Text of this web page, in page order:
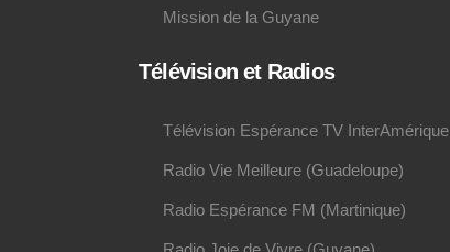
Mission de la Guyane
Télévision et Radios
Télévision Espérance TV InterAmérique
Radio Vie Meilleure (Guadeloupe)
Radio Espérance FM (Martinique)